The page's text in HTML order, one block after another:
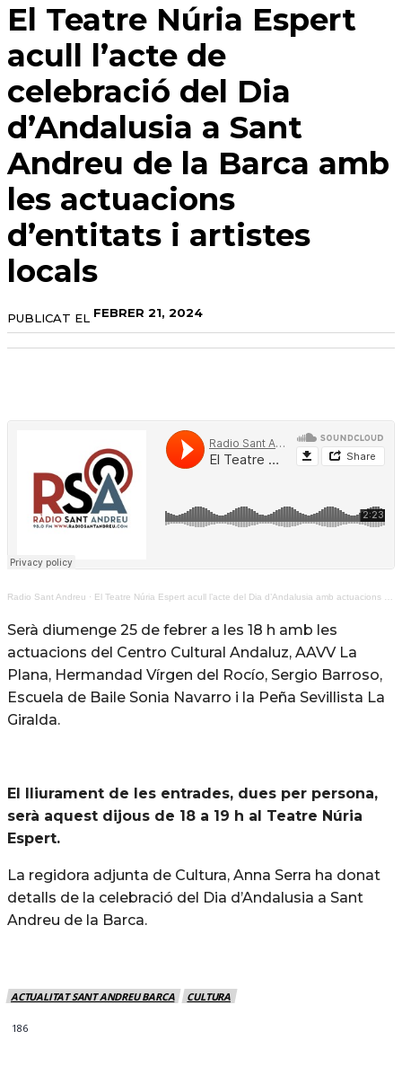
El Teatre Núria Espert
acull l’acte de
celebració del Dia
d’Andalusia a Sant
Andreu de la Barca amb
les actuacions
d’entitats i artistes
locals
PUBLICAT EL FEBRER 21, 2024
Radio Sant Andreu · El Teatre Núria Espert acull l’acte del Dia d’Andalusia amb actuacions d’entitats i artistes locals
Serà diumenge 25 de febrer a les 18 h amb les
actuacions del Centro Cultural Andaluz, AAVV La
Plana, Hermandad Vírgen del Rocío, Sergio Barroso,
Escuela de Baile Sonia Navarro i la Peña Sevillista La
Giralda.
El lliurament de les entrades, dues per persona,
serà aquest dijous de 18 a 19 h al Teatre Núria
Espert.
La regidora adjunta de Cultura, Anna Serra ha donat
detalls de la celebració del Dia d’Andalusia a Sant
Andreu de la Barca.
ACTUALITAT SANT ANDREU BARCA CULTURA
186